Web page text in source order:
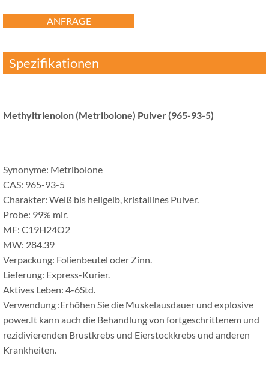
ANFRAGE
Spezifikationen
Methyltrienolon (Metribolone) Pulver (965-93-5)
Synonyme: Metribolone
CAS: 965-93-5
Charakter: Weiß bis hellgelb, kristallines Pulver.
Probe: 99% mir.
MF: C19H24O2
MW: 284.39
Verpackung: Folienbeutel oder Zinn.
Lieferung: Express-Kurier.
Aktives Leben: 4-6Std.
Verwendung :Erhöhen Sie die Muskelausdauer und explosive
power.It kann auch die Behandlung von fortgeschrittenem und
rezidivierenden Brustkrebs und Eierstockkrebs und anderen
Krankheiten.